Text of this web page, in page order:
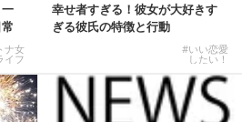
ナ女
イフ
幸せ者すぎる！彼女が大好きす
ぎる彼氏の特徴と行動
#いい恋愛
したい！